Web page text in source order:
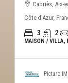
Éguilles, Aix-
Côte d'Azur,
2 1
MAISON / VILLA,
Picture